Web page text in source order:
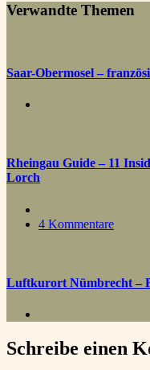
Verwandte Themen
Saar-Obermosel –
Rheingau Guide – 11
Lorch
4 Kommentare
Luftkurort Nümbrecht –
Schreibe einen